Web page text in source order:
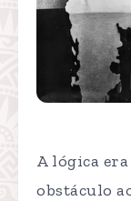
A lógica
obstáculo